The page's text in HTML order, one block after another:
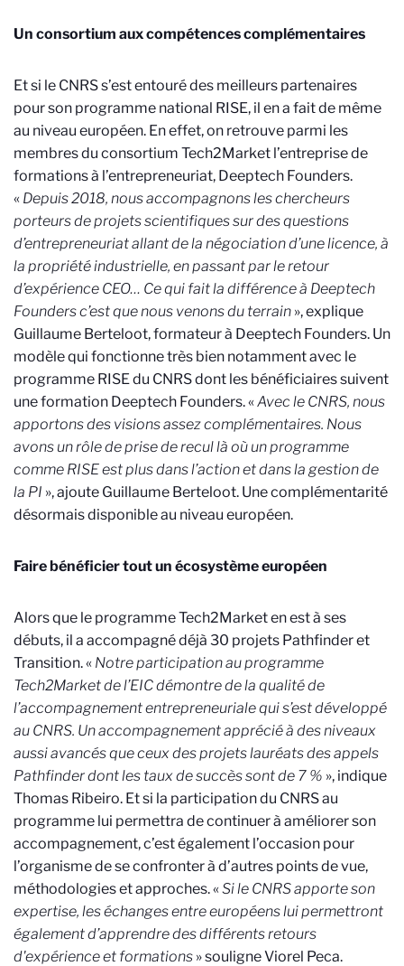
Un consortium aux compétences complémentaires
Et si le CNRS s’est entouré des meilleurs partenaires
pour son programme national RISE, il en a fait de même
au niveau européen. En effet, on retrouve parmi les
membres du consortium Tech2Market l’entreprise de
formations à l’entrepreneuriat, Deeptech Founders.
« Depuis 2018, nous accompagnons les chercheurs
porteurs de projets scientifiques sur des questions
d’entrepreneuriat allant de la négociation d’une licence, à
la propriété industrielle, en passant par le retour
d’expérience CEO… Ce qui fait la différence à Deeptech
Founders c’est que nous venons du terrain », explique
Guillaume Berteloot, formateur à Deeptech Founders. Un
modèle qui fonctionne très bien notamment avec le
programme RISE du CNRS dont les bénéficiaires suivent
une formation Deeptech Founders. «Avec le CNRS, nous
apportons des visions assez complémentaires. Nous
avons un rôle de prise de recul là où un programme
comme RISE est plus dans l’action et dans la gestion de
la PI », ajoute Guillaume Berteloot. Une complémentarité
désormais disponible au niveau européen.
Faire bénéficier tout un écosystème européen
Alors que le programme Tech2Market en est à ses
débuts, il a accompagné déjà 30 projets Pathfinder et
Transition. « Notre participation au programme
Tech2Market de l’EIC démontre de la qualité de
l’accompagnement entrepreneuriale qui s’est développé
au CNRS. Un accompagnement apprécié à des niveaux
aussi avancés que ceux des projets lauréats des appels
Pathfinder dont les taux de succès sont de 7 % », indique
Thomas Ribeiro. Et si la participation du CNRS au
programme lui permettra de continuer à améliorer son
accompagnement, c’est également l’occasion pour
l’organisme de se confronter à d’autres points de vue,
méthodologies et approches. «Si le CNRS apporte son
expertise, les échanges entre européens lui permettront
également d’apprendre des différents retours
d'expérience et formations » souligne Viorel Peca.